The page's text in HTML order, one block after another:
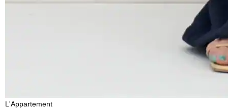
L'Appartement